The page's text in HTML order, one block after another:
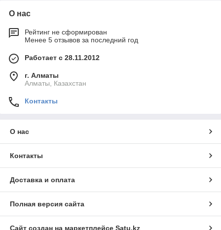
О нас
Рейтинг не сформирован
Менее 5 отзывов за последний год
Работает с 28.11.2012
г. Алматы
Алматы, Казахстан
Контакты
О нас
Контакты
Доставка и оплата
Полная версия сайта
Сайт создан на маркетплейсе Satu.kz